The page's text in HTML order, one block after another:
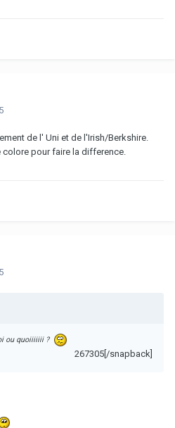
de l' Uni et de l'Irish/Berkshire.
colore pour faire la difference.
ou quoiiiiiii ?
267305[/snapback]